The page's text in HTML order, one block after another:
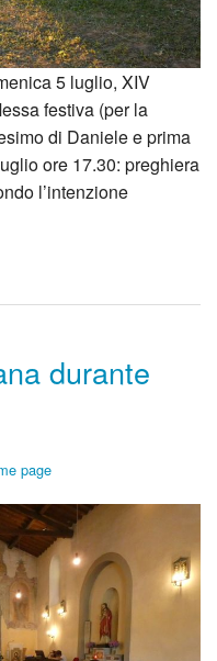
5 luglio, XIV
festiva (per la
di Daniele e prima
ore 17.30: preghiera
l’intenzione
durante
page